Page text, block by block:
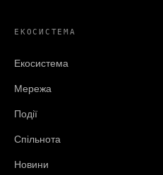
ЕКОСИСТЕМА
Екосистема
Мережа
Події
Спільнота
Новини